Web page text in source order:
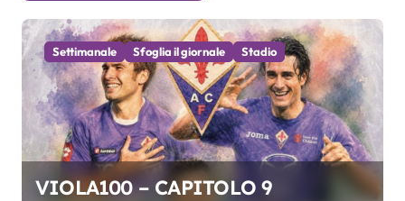
i
o
n
e
a
Settimanale Sfoglia il giornale Stadio
VIOLA100 – CAPITOLO 9